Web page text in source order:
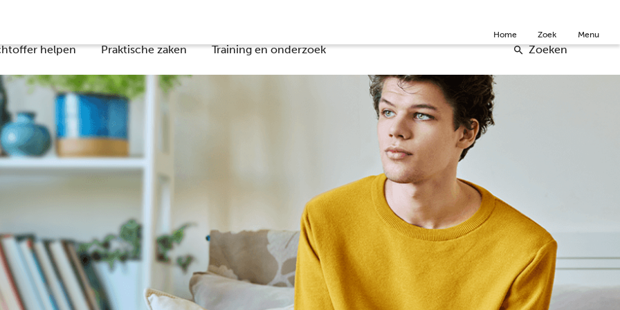
helpen Praktische zaken Training en onderzoek Zoeken
Home Zoek Menu